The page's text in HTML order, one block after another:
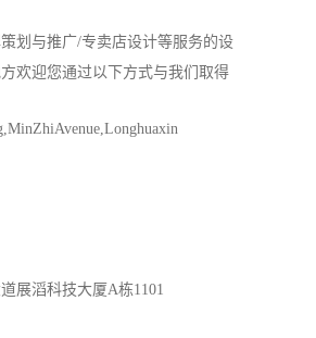
划与推广/专卖店设计等服务的设
欢迎您通过以下方式与我们取得
,MinZhiAvenue,Longhuaxin
展滔科技大厦A栋1101